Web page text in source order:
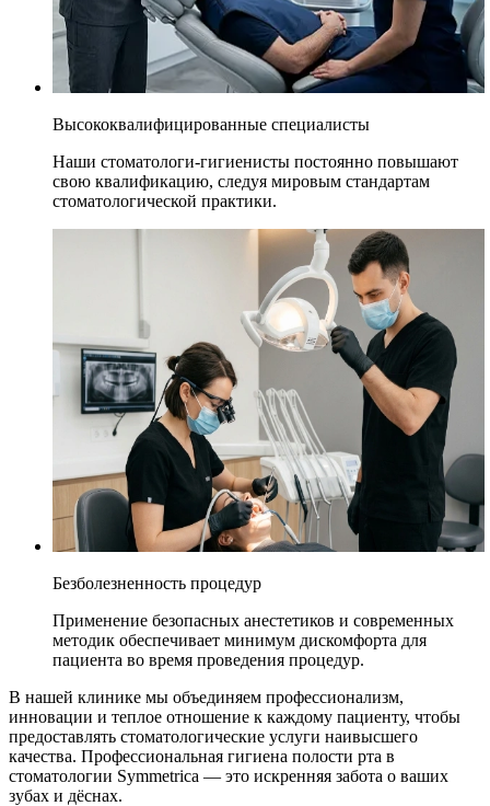
Высококвалифицированные специалисты
Наши стоматологи-гигиенисты постоянно повышают
свою квалификацию, следуя мировым стандартам
стоматологической практики.
Безболезненность процедур
Применение безопасных анестетиков и современных
методик обеспечивает минимум дискомфорта для
пациента во время проведения процедур.
В нашей клинике мы объединяем профессионализм,
инновации и теплое отношение к каждому пациенту, чтобы
предоставлять стоматологические услуги наивысшего
качества. Профессиональная гигиена полости рта в
стоматологии Symmetrica — это искренняя забота о ваших
зубах и дёснах.